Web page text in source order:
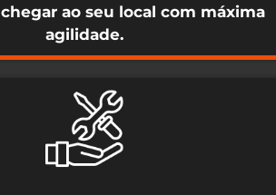
chegar ao seu local com máxima
agilidade.